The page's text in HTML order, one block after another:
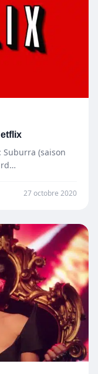
Suburra (saison
27 octobre 2020